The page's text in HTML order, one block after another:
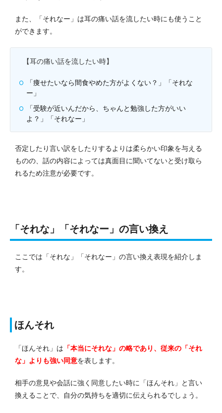
また、「それなー」は耳の痛い話を流したい時にも使うこと
ができます。
【耳の痛い話を流したい時】
「痩せたいなら間食やめた方がよくない？」「それな
ー」
「受験が近いんだから、ちゃんと勉強した方がいい
よ？」「それなー」
否定したり言い訳をしたりするよりは柔らかい印象を与える
ものの、話の内容によっては真面目に聞いてないと受け取ら
れるため注意が必要です。
「それな」「それなー」の言い換え
ここでは「それな」「それなー」の言い換え表現を紹介しま
す。
ほんそれ
「ほんそれ」は 「本当にそれな」の略であり、従来の「それ
な」よりも強い同意を表します。
相手の意見や会話に強く同意したい時に「ほんそれ」と言い
換えることで、自分の気持ちを適切に伝えられるでしょう。